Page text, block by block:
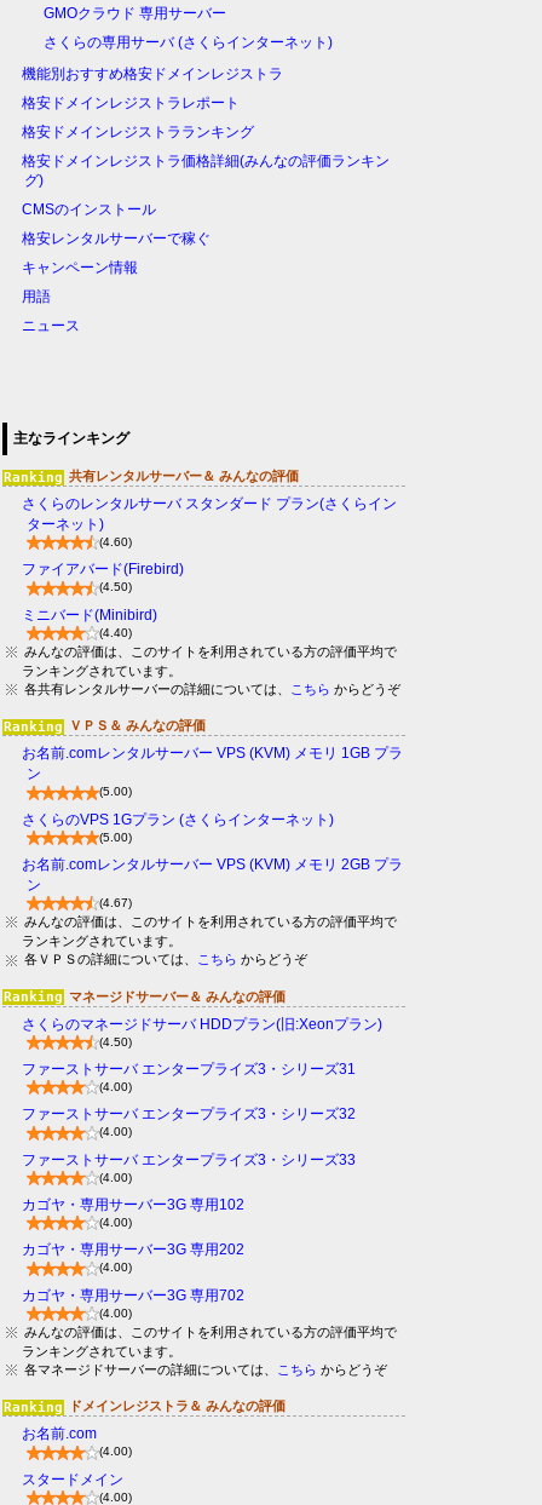
GMOクラウド 専用サーバー
さくらの専用サーバ (さくらインターネット)
機能別おすすめ格安ドメインレジストラ
格安ドメインレジストラレポート
格安ドメインレジストラランキング
格安ドメインレジストラ価格詳細(みんなの評価ランキン
グ)
CMSのインストール
格安レンタルサーバーで稼ぐ
キャンペーン情報
用語
ニュース
主なラインキング
共有レンタルサーバー＆ みんなの評価
さくらのレンタルサーバ スタンダード プラン(さくらイン
ターネット)
(4.60)
ファイアバード(Firebird)
(4.50)
ミニバード(Minibird)
(4.40)
みんなの評価は、このサイトを利用されている方の評価平均で
ランキングされています。
各共有レンタルサーバーの詳細については、
こちら からどうぞ
ＶＰＳ＆ みんなの評価
お名前.comレンタルサーバー VPS (KVM) メモリ 1GB プラ
ン
(5.00)
さくらのVPS 1Gプラン (さくらインターネット)
(5.00)
お名前.comレンタルサーバー VPS (KVM) メモリ 2GB プラ
ン
(4.67)
みんなの評価は、このサイトを利用されている方の評価平均で
ランキングされています。
各ＶＰＳの詳細については、 こちら からどうぞ
マネージドサーバー＆ みんなの評価
さくらのマネージドサーバ HDDプラン(旧:Xeonプラン)
(4.50)
ファーストサーバ エンタープライズ3・シリーズ31
(4.00)
ファーストサーバ エンタープライズ3・シリーズ32
(4.00)
ファーストサーバ エンタープライズ3・シリーズ33
(4.00)
カゴヤ・専用サーバー3G 専用102
(4.00)
カゴヤ・専用サーバー3G 専用202
(4.00)
カゴヤ・専用サーバー3G 専用702
(4.00)
みんなの評価は、このサイトを利用されている方の評価平均で
ランキングされています。
各マネージドサーバーの詳細については、
こちら からどうぞ
ドメインレジストラ＆ みんなの評価
お名前.com
(4.00)
スタードメイン
(4.00)